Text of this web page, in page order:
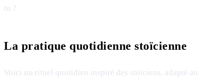
tu ?
La pratique quotidienne stoïcienne
Voici un rituel quotidien inspiré des stoïciens, adapté au